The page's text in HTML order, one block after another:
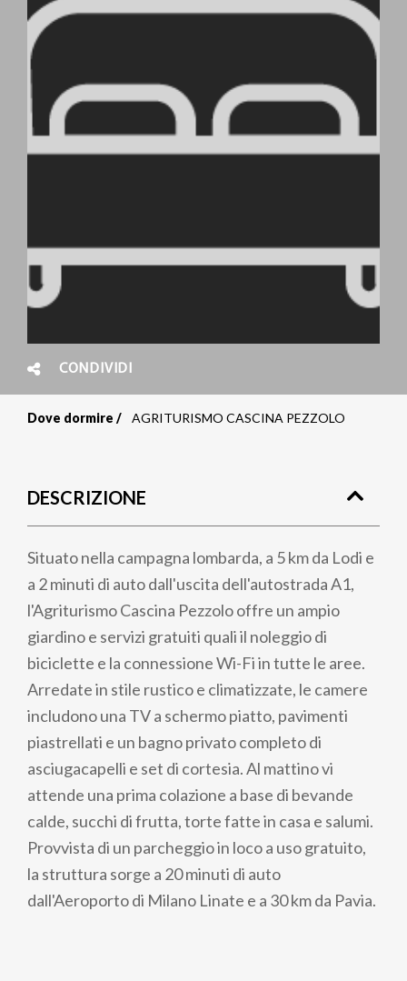
CONDIVIDI
pane
Dove dormire AGRITURISMO CASCINA PEZZOLO
DESCRIZIONE
Situato nella campagna lombarda, a 5 km da Lodi e
a 2 minuti di auto dall'uscita dell'autostrada A1,
l'Agriturismo Cascina Pezzolo offre un ampio
giardino e servizi gratuiti quali il noleggio di
biciclette e la connessione Wi-Fi in tutte le aree.
Arredate in stile rustico e climatizzate, le camere
includono una TV a schermo piatto, pavimenti
piastrellati e un bagno privato completo di
asciugacapelli e set di cortesia. Al mattino vi
attende una prima colazione a base di bevande
calde, succhi di frutta, torte fatte in casa e salumi.
Provvista di un parcheggio in loco a uso gratuito,
la struttura sorge a 20 minuti di auto
dall'Aeroporto di Milano Linate e a 30 km da Pavia.